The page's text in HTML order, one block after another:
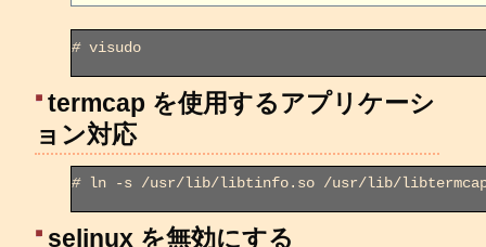
# visudo
termcap を使用するアプリケーシ
ョン対応
# ln -s /usr/lib/libtinfo.so /usr/lib/
selinux を無効にする